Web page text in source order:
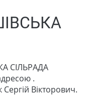
СІЛЬРАДА
.
Вікторович.